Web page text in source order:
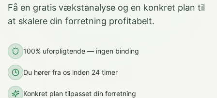
Få en gratis vækstanalyse og en konkret plan til
at skalere din forretning profitabelt.
100% uforpligtende — ingen binding
Du hører fra os inden 24 timer
Konkret plan tilpasset din forretning